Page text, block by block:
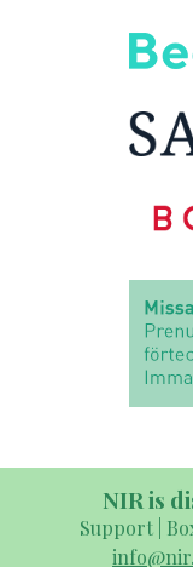
NIR is
Support |